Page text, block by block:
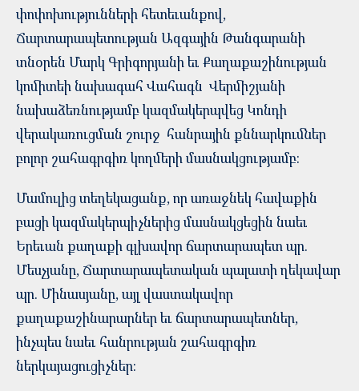
փոփոխությունների հետեւանքով,
Ճարտարապետության Ազգային Թանգարանի
տնօրեն Մարկ Գրիգորյանի եւ Քաղաքաշինության
կոմիտեի նախագահ Վահագն Վերմիշյանի
նախաձեռնությամբ կազմակերպվեց Կոնդի
վերակառուցման շուրջ հանրային քննարկումներ
բոլոր շահագրգիռ կողմերի մասնակցությամբ:
Մամուլից տեղեկացանք, որ առաջնեկ հավաքին
բացի կազմակերպիչներից մասնակցեցին նաեւ
Երեւան քաղաքի գլխավոր ճարտարապետ պր.
Մեսչյանը, Ճարտարապետական պալատի ղեկավար
պր. Մինասյանը, այլ վաստակավոր
քաղաքաշինարարներ եւ ճարտարապետներ,
ինչպես նաեւ հանրության շահագրգիռ
ներկայացուցիչներ: